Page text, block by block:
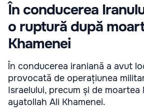
În conducerea
o ruptură după
Khamenei
În conducerea iraniană a avut
provocată de operațiunea
Israelului, precum și de moartea
ayatollah Ali Khamenei.